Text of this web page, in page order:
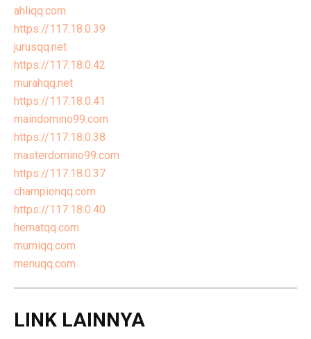
ahliqq.com
https://117.18.0.39
jurusqq.net
https://117.18.0.42
murahqq.net
https://117.18.0.41
maindomino99.com
https://117.18.0.38
masterdomino99.com
https://117.18.0.37
championqq.com
https://117.18.0.40
hematqq.com
murniqq.com
menuqq.com
LINK LAINNYA